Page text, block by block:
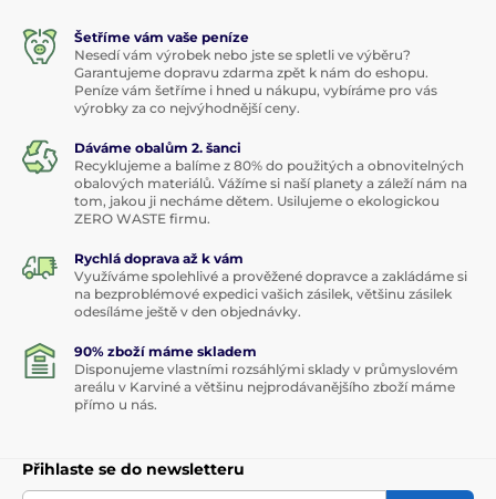
Šetříme vám vaše peníze
Nesedí vám výrobek nebo jste se spletli ve výběru?
Garantujeme dopravu zdarma zpět k nám do eshopu.
Peníze vám šetříme i hned u nákupu, vybíráme pro vás
výrobky za co nejvýhodnější ceny.
Dáváme obalům 2. šanci
Recyklujeme a balíme z 80% do použitých a obnovitelných
obalových materiálů. Vážíme si naší planety a záleží nám na
tom, jakou ji necháme dětem. Usilujeme o ekologickou
ZERO WASTE firmu.
Rychlá doprava až k vám
Využíváme spolehlivé a prověžené dopravce a zakládáme si
na bezproblémové expedici vašich zásilek, většinu zásilek
odesíláme ještě v den objednávky.
90% zboží máme skladem
Disponujeme vlastními rozsáhlými sklady v průmyslovém
areálu v Karviné a většinu nejprodávanějšího zboží máme
přímo u nás.
Přihlaste se do newsletteru